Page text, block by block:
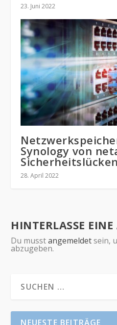
23. Juni 2022
Synology von
28. April 2022
HINTERLASSE
Du musstangemeldetsein,
abzugeben.
NEUESTE BEITRÄGE